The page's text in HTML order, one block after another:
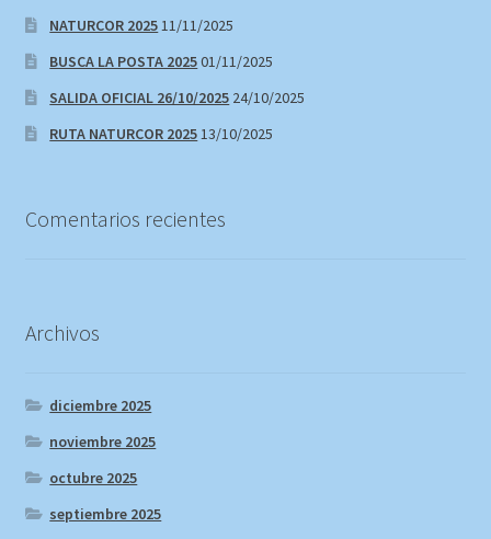
NATURCOR 202511/11/2025
BUSCA LA POSTA 202501/11/2025
SALIDA OFICIAL 26/10/2025 24/10/2025
RUTA NATURCOR 202513/10/2025
Comentarios recientes
Archivos
diciembre 2025
noviembre 2025
octubre 2025
septiembre 2025